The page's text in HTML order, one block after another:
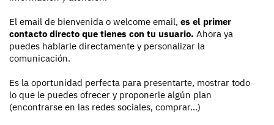
El email de bienvenida o welcome email, es el primer
contacto directo que tienes con tu usuario. Ahora ya
puedes hablarle directamente y personalizar la
comunicación.
Es la oportunidad perfecta para presentarte, mostrar todo
lo que le puedes ofrecer y proponerle algún plan
(encontrarse en las redes sociales, comprar…)